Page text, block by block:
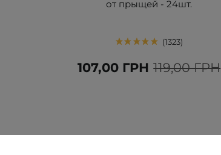
от прыщей - 24шт.
1323
119,00 ГРН
107,00 ГРН